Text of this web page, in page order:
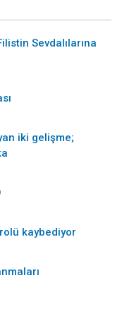
Sevdalılarına
iki gelişme;
kaybediyor